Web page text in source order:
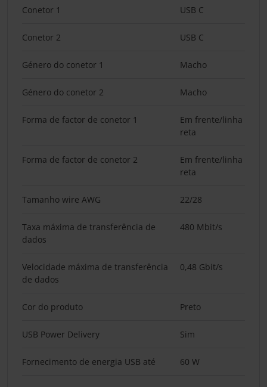
Conetor 1 USB C
Conetor 2 USB C
Género do conetor 1 Macho
Género do conetor 2 Macho
Forma de factor de conetor 1
Em frente/linha
reta
Forma de factor de conetor 2
Em frente/linha
reta
Tamanho wire AWG 22/28
Taxa máxima de transferência de
dados
480 Mbit/s
Velocidade máxima de transferência
de dados
0,48 Gbit/s
Cor do produto Preto
USB Power Delivery Sim
Fornecimento de energia USB até 60 W